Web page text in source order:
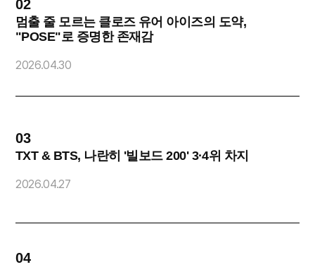
02
멈출 줄 모르는 클로즈 유어 아이즈의 도약,
"POSE"로 증명한 존재감
2026.04.30
03
TXT & BTS, 나란히 '빌보드 200' 3·4위 차지
2026.04.27
04